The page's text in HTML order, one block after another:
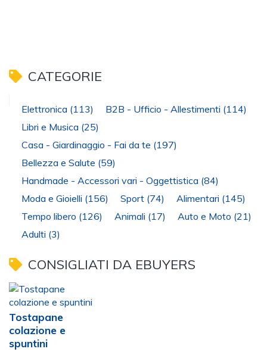
CATEGORIE
Elettronica (113) B2B - Ufficio - Allestimenti (114)
Libri e Musica (25)
Casa - Giardinaggio - Fai da te (197)
Bellezza e Salute (59)
Handmade - Accessori vari - Oggettistica (84)
Moda e Gioielli (156) Sport (74) Alimentari (145)
Tempo libero (126) Animali (17) Auto e Moto (21)
Adulti (3)
CONSIGLIATI DA EBUYERS
Tostapane
colazione e
spuntini